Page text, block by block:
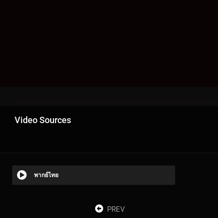
Video Sources
พากย์ไทย
PREV